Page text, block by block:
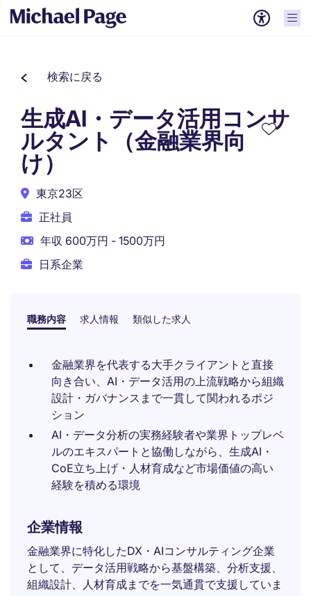
検索に戻る
生成AI・データ活用コンサ
ルタント（金融業界向
け）
東京23区
正社員
年収 600万円 - 1500万円
日系企業
職務内容 求人情報 類似した求人
金融業界を代表する大手クライアントと直接
向き合い、AI・データ活用の上流戦略から組織
設計・ガバナンスまで一貫して関われるポジ
ション
AI・データ分析の実務経験者や業界トップレベ
ルのエキスパートと協働しながら、生成AI・
CoE立ち上げ・人材育成など市場価値の高い
経験を積める環境
企業情報
金融業界に特化したDX・AIコンサルティング企業
として、データ活用戦略から基盤構築、分析支援、
組織設計、人材育成までを一気通貫で支援していま